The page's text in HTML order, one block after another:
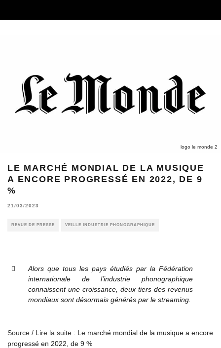
logo le monde 2
LE MARCHÉ MONDIAL DE LA MUSIQUE
A ENCORE PROGRESSÉ EN 2022, DE 9
%
21/03/2023
REVUE DE PRESSE VEILLE INDUSTRIE PHONOGRAPHIQUE
Alors que tous les pays étudiés par la Fédération
internationale de l’industrie phonographique
connaissent une croissance, deux tiers des revenus
mondiaux sont désormais générés par le streaming.
Source / Lire la suite : Le marché mondial de la musique a encore
progressé en 2022, de 9 %